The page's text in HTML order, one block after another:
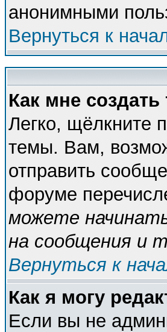
анонимными
Вернуться к
Как мне
Легко, щёлкните
темы. Вам,
отправить
форуме
можете
на сообщения и
Вернуться к
Как я могу
Если вы не